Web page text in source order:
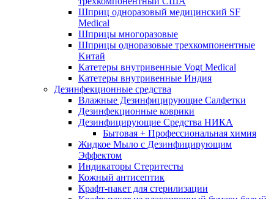
Шприц одноразовый медицинский SF
Medical
Шприцы многоразовые
Шприцы одноразовые трехкомпонентные
Kитай
Катетеры внутривенные Vogt Medical
Катетеры внутривенные Индия
Дезинфекционные средства
Влажные Дезинфицирующие Салфетки
Дезинфекционные коврики
Дезинфицирующие Средства НИКА
Бытовая + Профессиональная химия
Жидкое Мыло с Дезинфицирующим
Эффектом
Индикаторы Стеритесты
Кожный антисептик
Крафт-пакет для стерилизации